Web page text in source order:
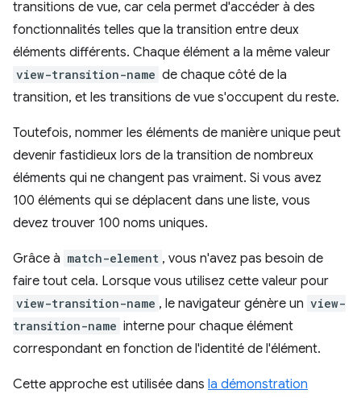
transitions de vue, car cela permet d'accéder à des
fonctionnalités telles que la transition entre deux
éléments différents. Chaque élément a la même valeur
view-transition-name de chaque côté de la
transition, et les transitions de vue s'occupent du reste.
Toutefois, nommer les éléments de manière unique peut
devenir fastidieux lors de la transition de nombreux
éléments qui ne changent pas vraiment. Si vous avez
100 éléments qui se déplacent dans une liste, vous
devez trouver 100 noms uniques.
Grâce à match-element , vous n'avez pas besoin de
faire tout cela. Lorsque vous utilisez cette valeur pour
view-transition-name , le navigateur génère un view-
transition-name interne pour chaque élément
correspondant en fonction de l'identité de l'élément.
Cette approche est utilisée dans la démonstration